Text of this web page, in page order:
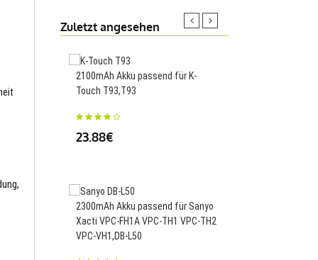
Zuletzt angesehen
2100mAh Akku passend für K-
Touch T93,T93
23.88€
2300mAh Akku passend für Sanyo
Xacti VPC-FH1A VPC-TH1 VPC-TH2
VPC-VH1,DB-L50